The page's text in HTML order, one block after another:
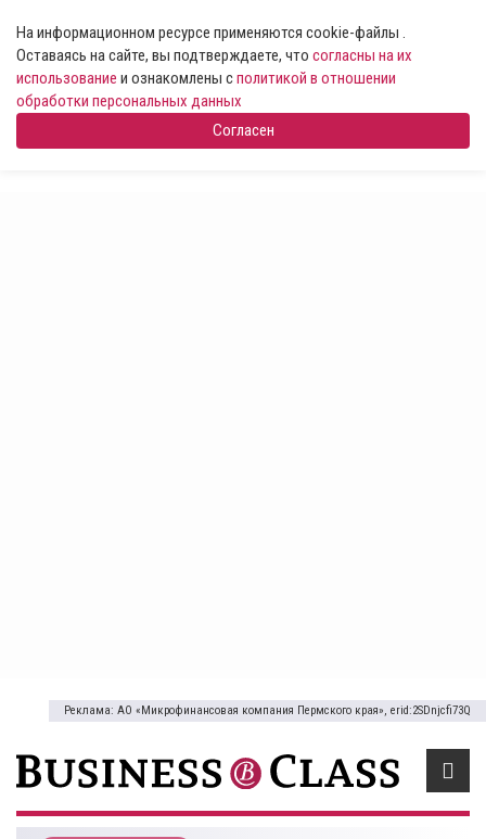
На информационном ресурсе применяются cookie-файлы .
Оставаясь на сайте, вы подтверждаете, что согласны на их
использование и ознакомлены сполитикой в отношении
обработки персональных данных
Согласен
Реклама: АО «Микрофинансовая компания Пермского края», erid:2SDnjcfi73Q